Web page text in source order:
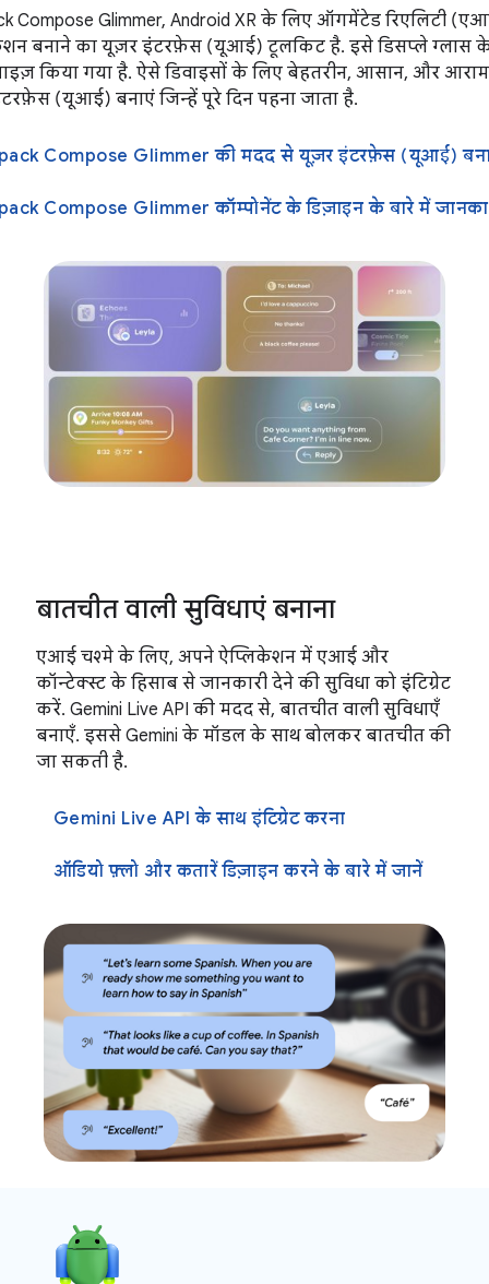
Compose Glimmer, Android XR के लिए ऑगमेंटेड रिएलिटी
बनाने का यूज़र इंटरफ़ेस (यूआई) टूलकिट है. इसे डिसप्ले ग्लास
किया गया है. ऐसे डिवाइसों के लिए बेहतरीन, आसान, और
(यूआई) बनाएं जिन्हें पूरे दिन पहना जाता है.
Compose Glimmer की मदद से यूज़र इंटरफ़ेस (यूआई)
Compose Glimmer कॉम्पोनेंट के डिज़ाइन के बारे में
बातचीत वाली सुविधाएं बनाना
एआई चश्मे के लिए, अपने ऐप्लिकेशन में एआई और
कॉन्टेक्स्ट के हिसाब से जानकारी देने की सुविधा को इंटिग्रेट
करें. Gemini Live API की मदद से, बातचीत वाली सुविधाएँ
बनाएँ. इससे Gemini के मॉडल के साथ बोलकर बातचीत की
जा सकती है.
Gemini Live API के साथ इंटिग्रेट करना
ऑडियो फ़्लो और कतारें डिज़ाइन करने के बारे में जानें